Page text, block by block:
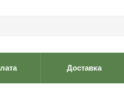
Доставка